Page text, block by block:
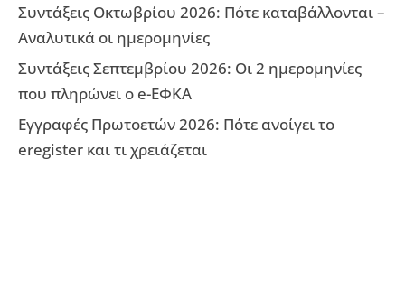
Συντάξεις Οκτωβρίου 2026: Πότε καταβάλλονται –
Αναλυτικά οι ημερομηνίες
Συντάξεις Σεπτεμβρίου 2026: Οι 2 ημερομηνίες
που πληρώνει ο e-ΕΦΚΑ
Εγγραφές Πρωτοετών 2026: Πότε ανοίγει το
eregister και τι χρειάζεται